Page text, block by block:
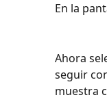
En la
Ahora
seguir
muestra